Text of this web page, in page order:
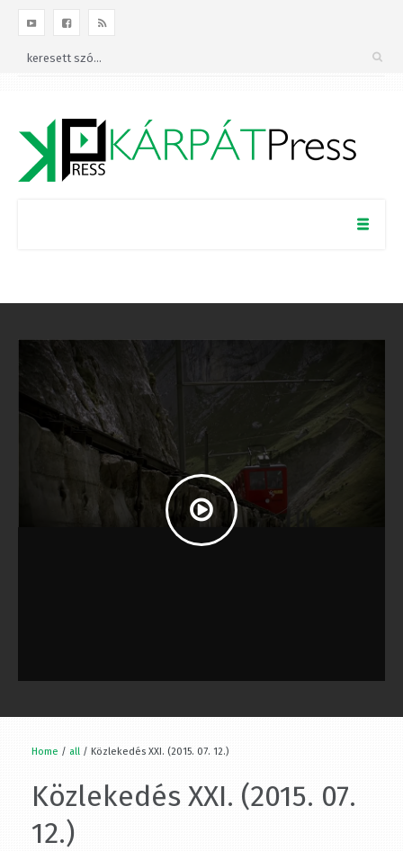
Home / all / Közlekedés XXI. (2015. 07. 12.)
Közlekedés XXI. (2015. 07.
12.)